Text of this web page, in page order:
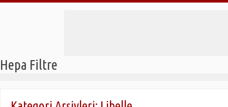
Hepa Filtre